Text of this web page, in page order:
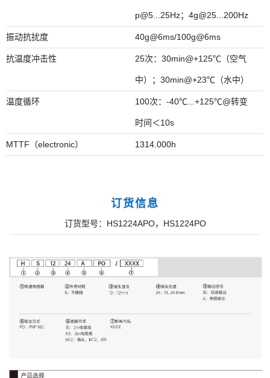
p@5...25Hz；4g@25...200Hz
振动抗扰度 40g@6ms/100g@6ms
抗温度冲击性 25次：30min@+125℃（空气
中）；30min@+23℃（水中）
温度循环 100次：-40℃...+125℃@转变
时间＜10s
MTTF（electronic） 1314.000h
订货信息
订货型号：HS1224APO，HS1224PO